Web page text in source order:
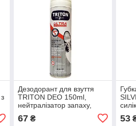
Дезодорант для взуття
TRITON DEO 150ml,
нейтралізатор запаху,
антибактеріальний спрей
для взуття.
67₴ 53